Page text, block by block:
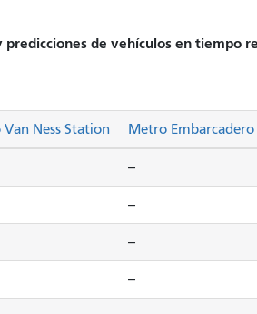
de vehículos en tiempo
Ness Station Metro
--
--
--
--